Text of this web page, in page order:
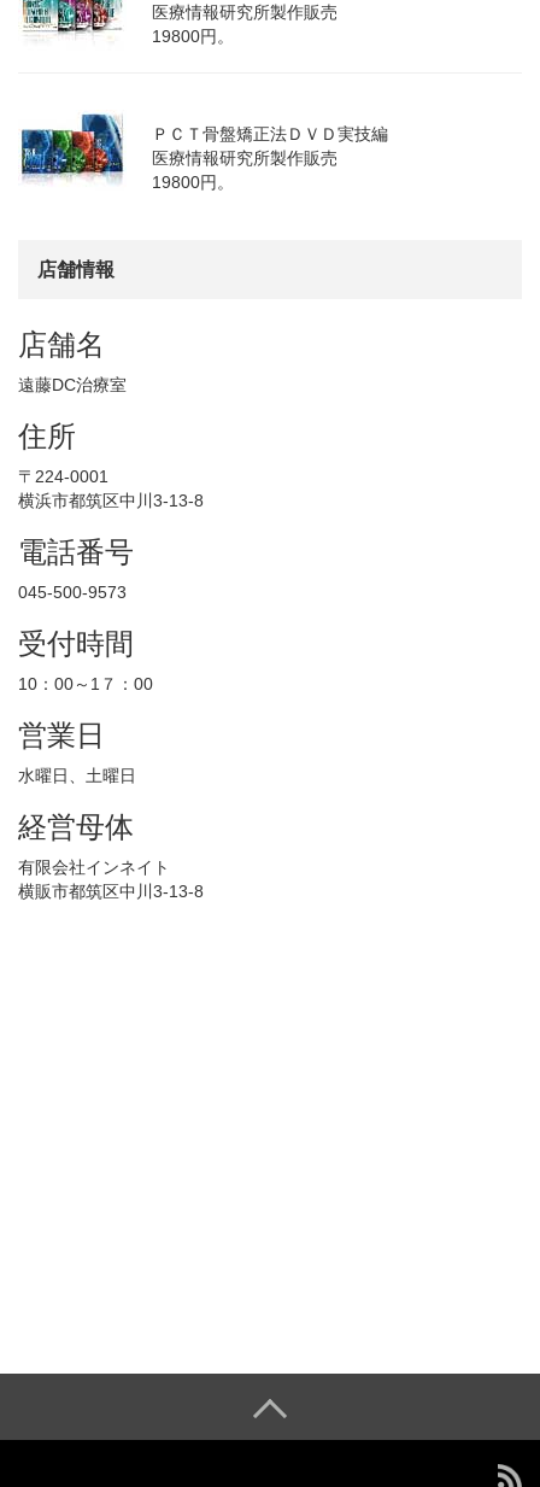
医療情報研究所製作販売
19800円。
ＰＣＴ骨盤矯正法ＤＶＤ実技編
医療情報研究所製作販売
19800円。
店舗情報
店舗名
遠藤DC治療室
住所
〒224-0001
横浜市都筑区中川3-13-8
電話番号
045-500-9573
受付時間
10：00～1７：00
営業日
水曜日、土曜日
経営母体
有限会社インネイト
横販市都筑区中川3-13-8